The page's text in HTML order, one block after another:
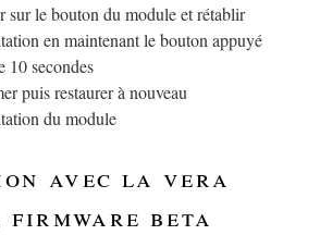
sur le bouton du module et rétablir
en maintenant le bouton appuyé
10 secondes
puis restaurer à nouveau
du module
avec la vera
beta